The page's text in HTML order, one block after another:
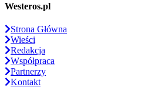
Westeros.pl
Strona Główna
Wieści
Redakcja
Współpraca
Partnerzy
Kontakt